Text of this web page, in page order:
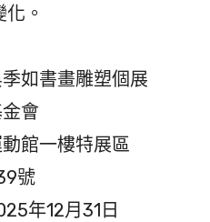
。
如書畫雕塑個展
會
館一樓特展區
號
年12月31日